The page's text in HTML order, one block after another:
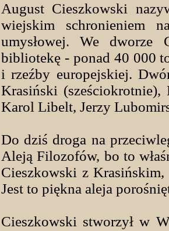
August Cieszkowski
wiejskim schronieniem
umysłowej. We dworze
bibliotekę - ponad 40 000
i rzeźby europejskiej.
Krasiński
Karol Libelt, Jerzy
Do dziś droga na
Aleją Filozofów, bo to
Cieszkowski z Krasińskim,
Jest to piękna aleja
Cieszkowski stworzył w